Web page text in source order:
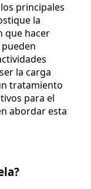
principales
la
que hacer
la carga
tratamiento
para el
abordar esta